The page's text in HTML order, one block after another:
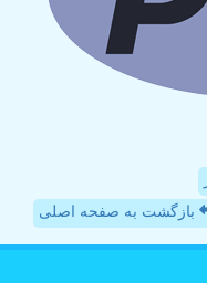
بازگشت به صفحه اصلی